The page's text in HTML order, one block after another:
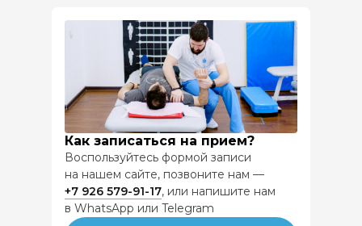
+7
Запишитесь
на диагностикув Центр
Механотерапии
Заполните и отправьте форму,
наши специалисты свяжутся
с вами
Как записаться на прием?
Воспользуйтесь формой записи
на нашем сайте, позвоните нам —
+7 926 579-91-17, или напишите нам
в WhatsApp или Telegram